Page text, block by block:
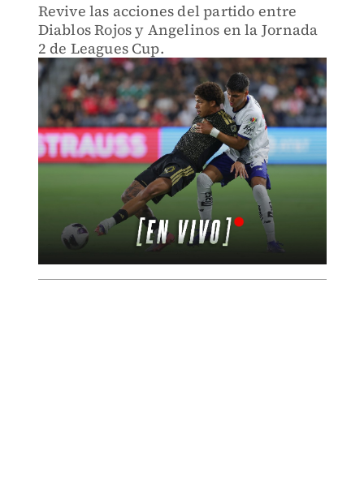
Revive las acciones del partido entre
Diablos Rojos y Angelinos en la Jornada
2 de Leagues Cup.